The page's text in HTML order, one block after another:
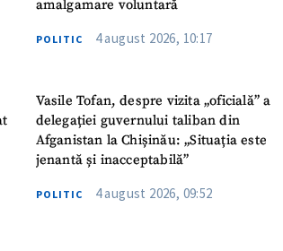
amalgamare voluntară
POLITIC 4 august 2026, 10:17
Vasile Tofan, despre vizita „oficială” a
delegației guvernului taliban din
Afganistan la Chișinău: „Situația este
jenantă și inacceptabilă”
POLITIC 4 august 2026, 09:52